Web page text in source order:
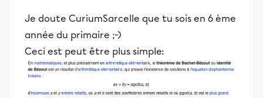
Je doute CuriumSarcelle que tu sois en 6 ème
année du primaire ;-)
Ceci est peut être plus simple: